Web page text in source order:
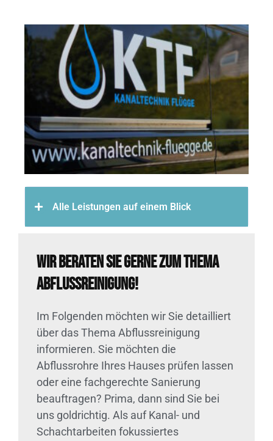
Alle Leistungen auf einem Blick
Wir beraten Sie gerne zum Thema
Abflussreinigung!
Im Folgenden möchten wir Sie detailliert
über das Thema Abflussreinigung
informieren. Sie möchten die
Abflussrohre Ihres Hauses prüfen lassen
oder eine fachgerechte Sanierung
beauftragen? Prima, dann sind Sie bei
uns goldrichtig. Als auf Kanal- und
Schachtarbeiten fokussiertes